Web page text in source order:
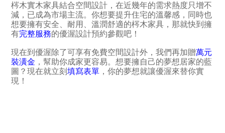
梣木實木家具結合空間設計，在近幾年的需求熱度只增不
減，已成為市場主流。你想要提升住宅的溫馨感，同時也
想要擁有安全、耐用、溫潤舒適的梣木家具，那就快到擁
有完整服務的優渥設計預約參觀吧！
現在到優渥除了可享有免費空間設計外，我們再加贈萬元
裝潢金 ，幫助你成家更容易。想要擁自己的夢想居家的藍
圖？現在就立刻填寫表單 ，你的夢想就讓優渥來替你實
現！